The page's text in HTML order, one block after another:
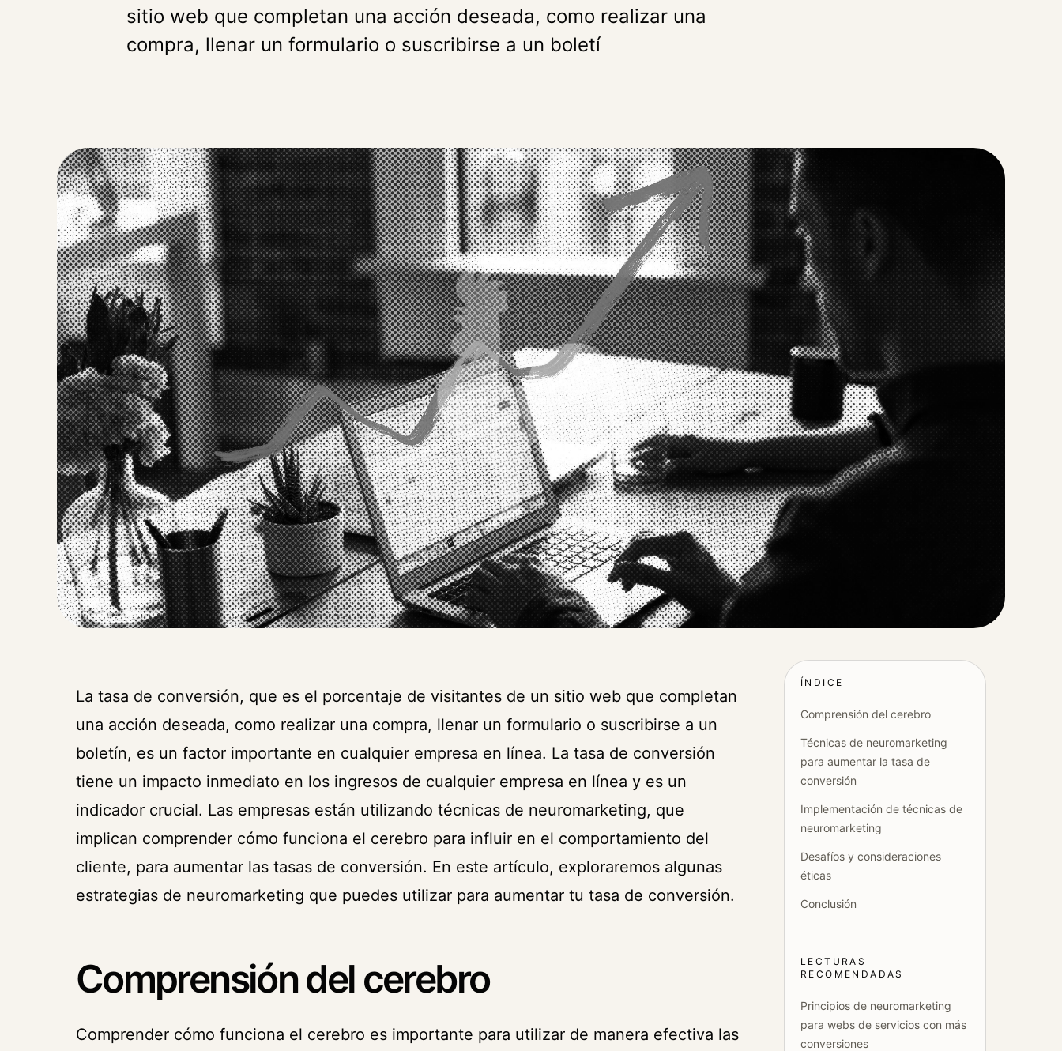
sitio web que completan una acción deseada, como realizar una
compra, llenar un formulario o suscribirse a un boletí
La tasa de conversión, que es el porcentaje de visitantes de un sitio web que completan
una acción deseada, como realizar una compra, llenar un formulario o suscribirse a un
boletín, es un factor importante en cualquier empresa en línea. La tasa de conversión
tiene un impacto inmediato en los ingresos de cualquier empresa en línea y es un
indicador crucial. Las empresas están utilizando técnicas de neuromarketing, que
implican comprender cómo funciona el cerebro para influir en el comportamiento del
cliente, para aumentar las tasas de conversión. En este artículo, exploraremos algunas
estrategias de neuromarketing que puedes utilizar para aumentar tu tasa de conversión.
Comprensión del cerebro
Comprender cómo funciona el cerebro es importante para utilizar de manera efectiva las
ÍNDICE
Comprensión del cerebro
Técnicas de neuromarketing
para aumentar la tasa de
conversión
Implementación de técnicas de
neuromarketing
Desafíos y consideraciones
éticas
Conclusión
LECTURAS
RECOMENDADAS
Principios de neuromarketing
para webs de servicios con más
conversiones